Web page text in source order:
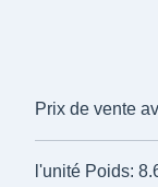
Prix de vente
l'unité Poids: